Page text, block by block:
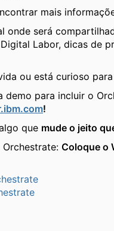
mais
onde será
Labor, dicas de
ou está curioso
demo para incluir o
!
que mude o jeito
Coloque o